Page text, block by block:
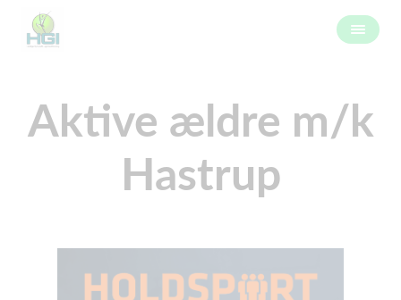
Aktive ældre m/k
Hastrup